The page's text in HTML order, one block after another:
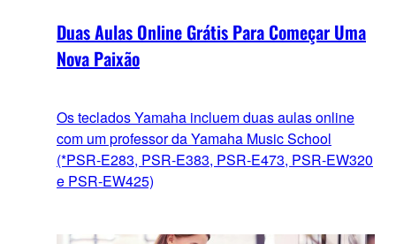
Duas Aulas Online Grátis Para Começar Uma
Nova Paixão
Os teclados Yamaha incluem duas aulas online
com um professor da Yamaha Music School
(*PSR-E283, PSR-E383, PSR-E473, PSR-EW320
e PSR-EW425)